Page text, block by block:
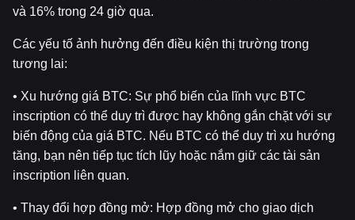
và 16% trong 24 giờ qua.
Các yếu tố ảnh hưởng đến điều kiện thị trường trong
tương lai:
• Xu hướng giá BTC: Sự phổ biến của lĩnh vực BTC
inscription có thể duy trì được hay không gắn chặt với sự
biến động của giá BTC. Nếu BTC có thể duy trì xu hướng
tăng, bạn nên tiếp tục tích lũy hoặc nắm giữ các tài sản
inscription liên quan.
• Thay đổi hợp đồng mở: Hợp đồng mở cho giao dịch